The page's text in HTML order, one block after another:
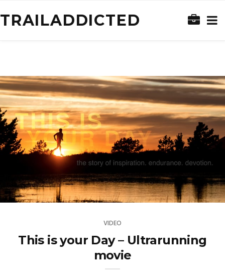
TRAILADDICTED
VIDEO
This is your Day – Ultrarunning
movie